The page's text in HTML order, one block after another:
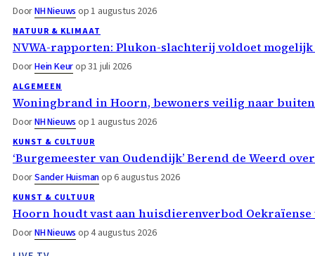
DoorNH Nieuws op 1 augustus 2026
NATUUR & KLIMAAT
NVWA-rapporten: Plukon-slachterij voldoet
DoorHein Keurop 31 juli 2026
ALGEMEEN
Woningbrand in Hoorn, bewoners veilig naar buiten
DoorNH Nieuws op 1 augustus 2026
KUNST & CULTUUR
‘Burgemeester van Oudendijk’ Berend de Weerd
DoorSander Huismanop 6 augustus 2026
KUNST & CULTUUR
Hoorn houdt vast aan huisdierenverbod
DoorNH Nieuws op 4 augustus 2026